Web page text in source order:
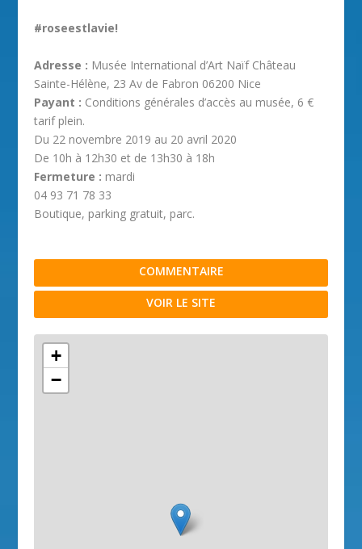
#roseestlavie!
Adresse : Musée International d’Art Naïf Château
Sainte-Hélène, 23 Av de Fabron 06200 Nice
Payant : Conditions générales d’accès au musée, 6 €
tarif plein.
Du 22 novembre 2019 au 20 avril 2020
De 10h à 12h30 et de 13h30 à 18h
Fermeture : mardi
04 93 71 78 33
Boutique, parking gratuit, parc.
COMMENTAIRE
VOIR LE SITE
+
−